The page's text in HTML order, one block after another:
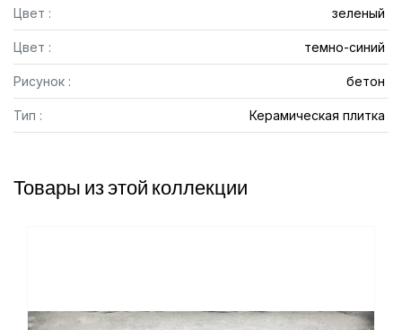
Цвет : зеленый
Цвет : темно-синий
Рисунок : бетон
Тип : Керамическая плитка
Товары из этой коллекции